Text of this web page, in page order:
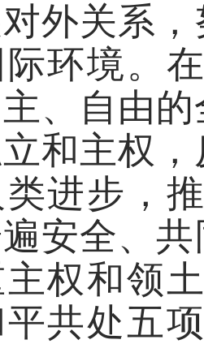
外关系
环境。
、自由
和主权
进步，
安全、
权和领
共处五